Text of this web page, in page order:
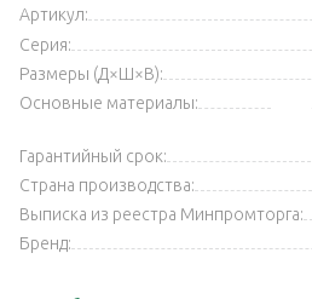
Артикул:
Серия:
Размеры (Д×Ш×В):
Основные материалы:
Гарантийный срок:
Страна производства:
Выписка из реестра Минпромторга:
Бренд: